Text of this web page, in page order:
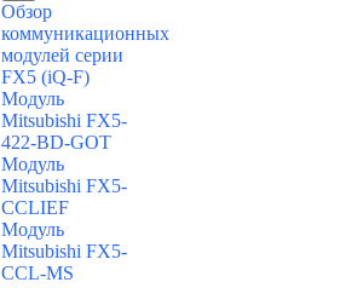
Обзор
коммуникационных
модулей серии
FX5 (iQ-F)
Модуль
Mitsubishi FX5-
422-BD-GOT
Модуль
Mitsubishi FX5-
CCLIEF
Модуль
Mitsubishi FX5-
CCL-MS